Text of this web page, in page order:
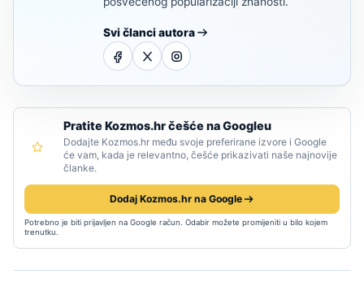
Svi članci autora
Pratite Kozmos.hr češće na Googleu
Dodajte Kozmos.hr među svoje preferirane izvore i Google
će vam, kada je relevantno, češće prikazivati naše najnovije
članke.
Dodaj Kozmos.hr na Google
Potrebno je biti prijavljen na Google račun. Odabir možete promijeniti u bilo kojem
trenutku.